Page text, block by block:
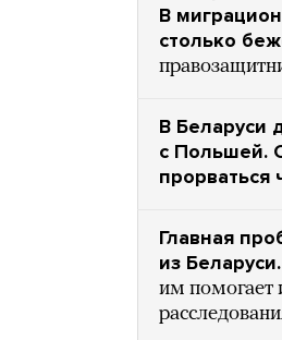
В
столько
В Беларуси
с Польшей.
прорваться
Главная
из
им помогает